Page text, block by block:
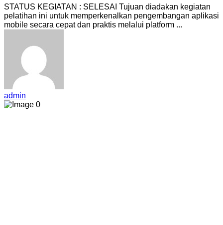
STATUS KEGIATAN : SELESAI Tujuan diadakan kegiatan
pelatihan ini untuk memperkenalkan pengembangan aplikasi
mobile secara cepat dan praktis melalui platform ...
admin
0